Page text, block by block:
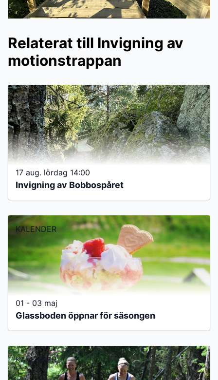
Relaterat till Invigning av
motionstrappan
KALENDER
17 aug. lördag 14:00
Invigning av Bobbospåret
KALENDER
01 - 03 maj
Glassboden öppnar för säsongen
KALENDER